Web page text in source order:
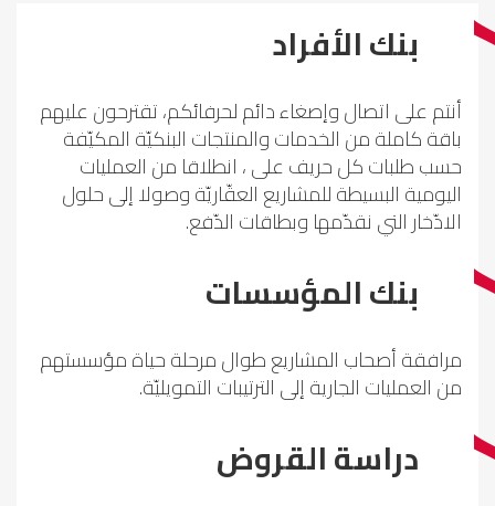
بنك الأفراد
أنتم على اتصال وإصغاء دائم لحرفائكم، تقترحون عليهم
باقة كاملة من الخدمات والمنتجات البنكيّة المكيّفة
حسب طلبات كل حريف على ، انطلاقا من العمليات
اليومية البسيطة للمشاريع العقّاريّة وصولا إلى حلول
الادّخار التي نقدّمها وبطاقات الدّفع.
بنك المؤسسات
مرافقة أصحاب المشاريع طوال مرحلة حياة مؤسستهم
من العمليات الجارية إلى الترتيبات التمويليّة.
دراسة القروض